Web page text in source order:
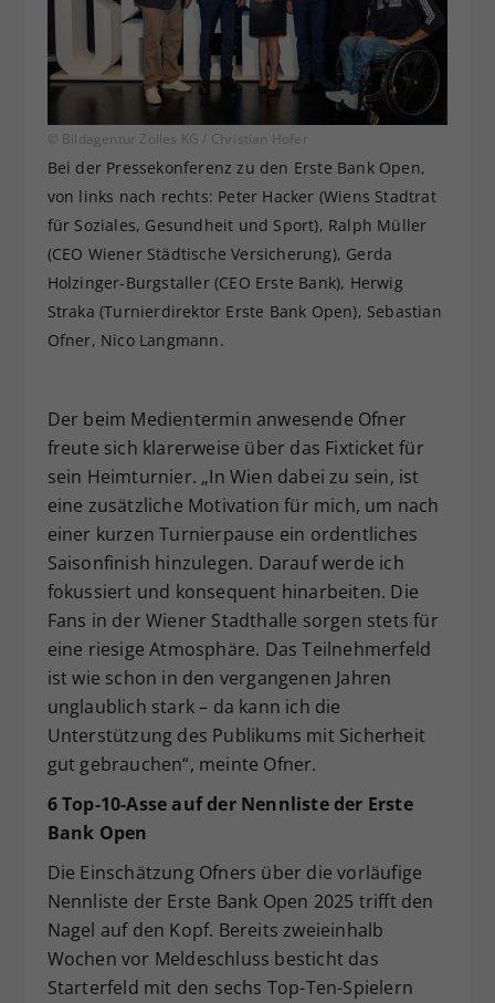
© Bildagentur Zolles KG / Christian Hofer
Bei der Pressekonferenz zu den Erste Bank Open,
von links nach rechts: Peter Hacker (Wiens Stadtrat
für Soziales, Gesundheit und Sport), Ralph Müller
(CEO Wiener Städtische Versicherung), Gerda
Holzinger-Burgstaller (CEO Erste Bank), Herwig
Straka (Turnierdirektor Erste Bank Open), Sebastian
Ofner, Nico Langmann.
Der beim Medientermin anwesende Ofner
freute sich klarerweise über das Fixticket für
sein Heimturnier. „In Wien dabei zu sein, ist
eine zusätzliche Motivation für mich, um nach
einer kurzen Turnierpause ein ordentliches
Saisonfinish hinzulegen. Darauf werde ich
fokussiert und konsequent hinarbeiten. Die
Fans in der Wiener Stadthalle sorgen stets für
eine riesige Atmosphäre. Das Teilnehmerfeld
ist wie schon in den vergangenen Jahren
unglaublich stark – da kann ich die
Unterstützung des Publikums mit Sicherheit
gut gebrauchen“, meinte Ofner.
6 Top-10-Asse auf der Nennliste der Erste
Bank Open
Die Einschätzung Ofners über die vorläufige
Nennliste der Erste Bank Open 2025 trifft den
Nagel auf den Kopf. Bereits zweieinhalb
Wochen vor Meldeschluss besticht das
Starterfeld mit den sechs Top-Ten-Spielern